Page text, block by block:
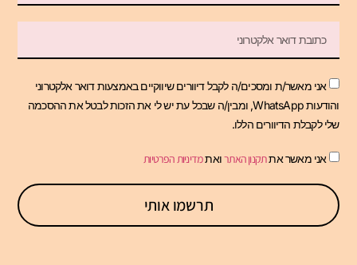
אני מאשר/ת ומסכים/ה לקבל דיוורים שיווקיים באמצעות דואר אלקטרוני
והודעות WhatsApp, ומבין/ה שבכל עת יש לי את הזכות לבטל את ההסכמה
שלי לקבלת הדיוורים הללו.
אני מאשר אתתקנון האתרואתמדיניות הפרטיות
תרשמו אותי